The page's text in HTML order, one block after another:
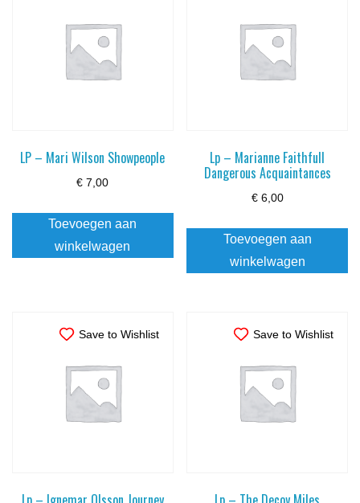
LP – Mari Wilson Showpeople
€ 7,00
Toevoegen aan
winkelwagen
Lp – Marianne Faithfull
Dangerous Acquaintances
€6,00
Toevoegen aan
winkelwagen
Save to Wishlist Save to Wishlist